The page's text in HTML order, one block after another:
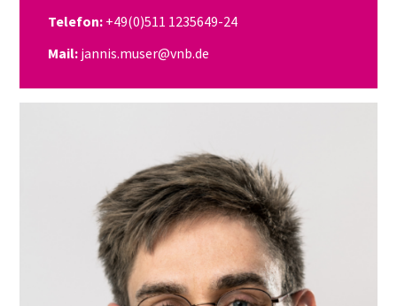
Telefon: +49(0)511 1235649-24
Mail: jannis.muser@vnb.de